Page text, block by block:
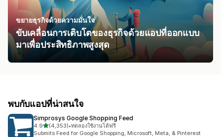
ขยายธุรกิจด้วยความมั่นใจ
ขับเคลื่อนการเติบโตของธุรกิจด้วยแอปที่ออกแบบ
มาเพื่อประสิทธิภาพสูงสุด
พบกับแอปที่น่าสนใจ
Simprosys Google Shopping Feed
4.9เต็ม 5 ดาว
(4,353)
ทั้งหมด 4353 รีวิว
•ทดลองใช้งานได้ฟรี
Submits Feed for Google Shopping, Microsoft, Meta, & Pinterest